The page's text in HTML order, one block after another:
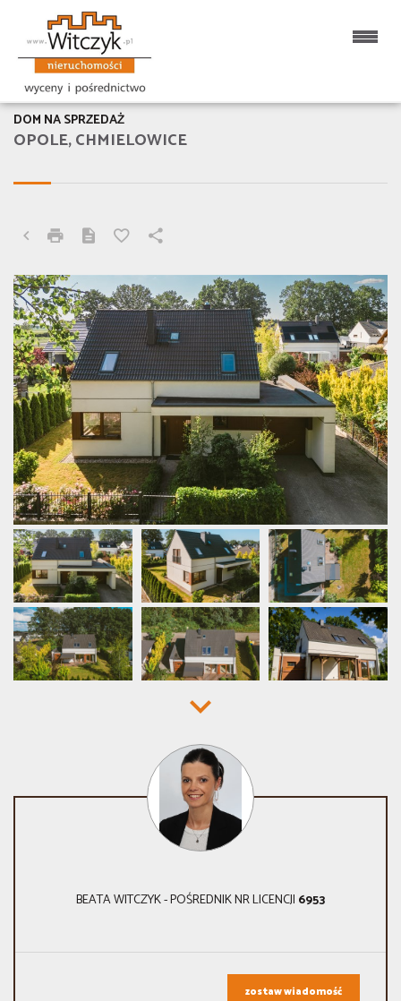
OPOLE, CHMIELOWICE
DOM NA SPRZEDAŻ
BEATA WITCZYK - POŚREDNIK NR LICENCJI 6953
zostaw wiadomość